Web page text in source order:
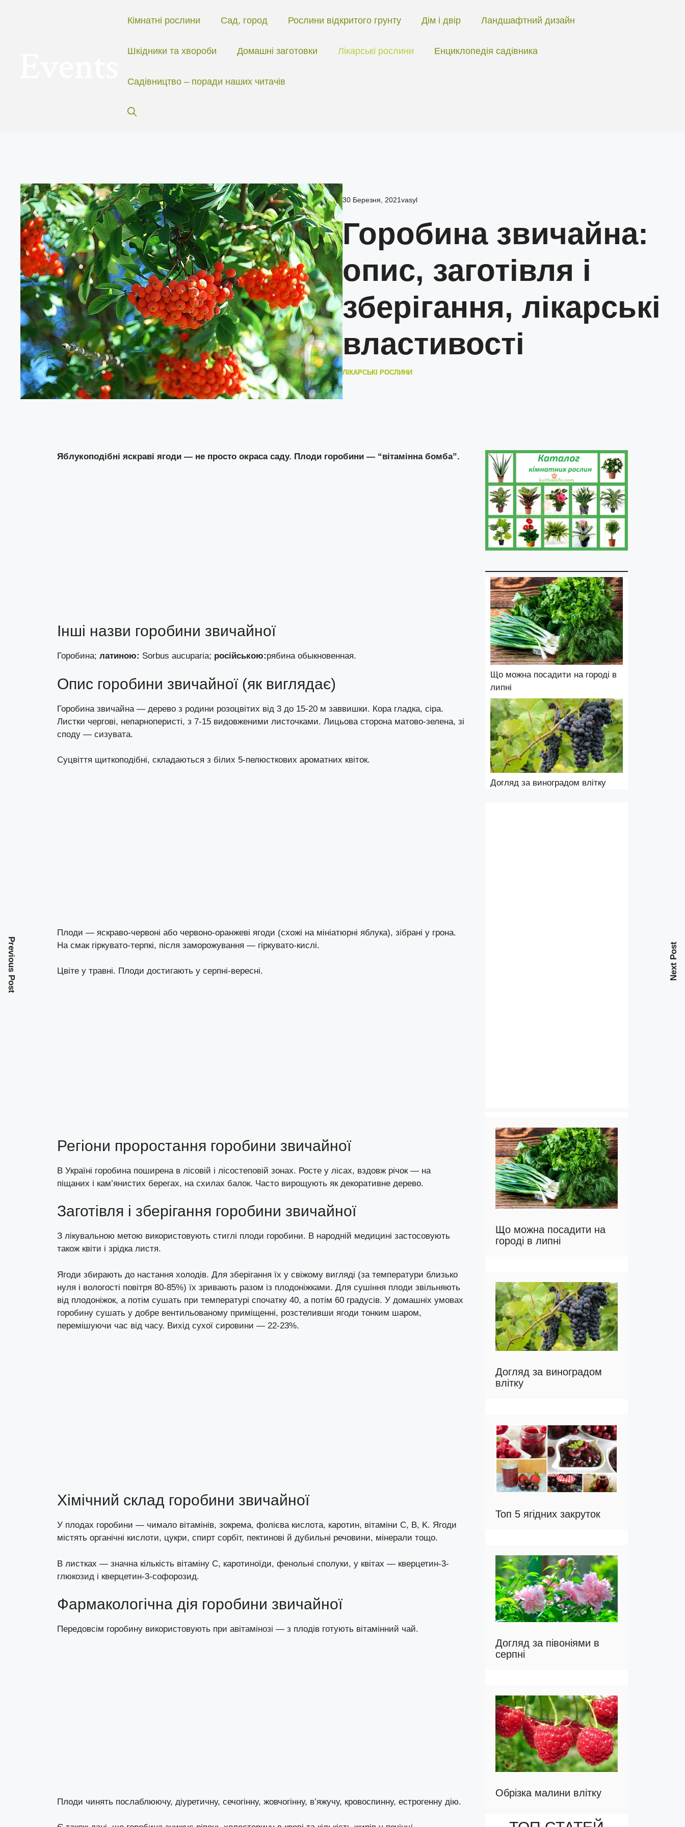
Кімнатні рослини Сад, город Рослини відкритого грунту Дім і двір Ландшафтний дизайн
Шкідники та хвороби Домашні заготовки Лікарські рослини Енциклопедія садівника
Садівництво – поради наших читачів
30 Березня, 2021vasyl
Горобина звичайна:
опис, заготівля і
зберігання, лікарські
властивості
ЛІКАРСЬКІ РОСЛИНИ
Яблукоподібні яскраві ягоди — не просто окраса саду. Плоди горобини — “вітамінна бомба”.
Інші назви горобини звичайної
Горобина; латиною: Sorbus aucuparia; російською:рябина обыкновенная.
Опис горобини звичайної (як виглядає)
Горобина звичайна — дерево з родини розоцвітих від 3 до 15-20 м заввишки. Кора гладка, сіра.
Листки чергові, непарноперисті, з 7-15 видовженими листочками. Лицьова сторона матово-зелена, зі
споду — сизувата.
Суцвіття щиткоподібні, складаються з білих 5-пелюсткових ароматних квіток.
Плоди — яскраво-червоні або червоно-оранжеві ягоди (схожі на мініатюрні яблука), зібрані у грона.
На смак гіркувато-терпкі, після заморожування — гіркувато-кислі.
Цвіте у травні. Плоди достигають у серпні-вересні.
Регіони проростання горобини звичайної
В Україні горобина поширена в лісовій і лісостеповій зонах. Росте у лісах, вздовж річок — на
піщаних і кам’янистих берегах, на схилах балок. Часто вирощують як декоративне дерево.
Заготівля і зберігання горобини звичайної
З лікувальною метою використовують стиглі плоди горобини. В народній медицині застосовують
також квіти і зрідка листя.
Ягоди збирають до настання холодів. Для зберігання їх у свіжому вигляді (за температури близько
нуля і вологості повітря 80-85%) їх зривають разом із плодоніжками. Для сушіння плоди звільняють
від плодоніжок, а потім сушать при температурі спочатку 40, а потім 60 градусів. У домашніх умовах
горобину сушать у добре вентильованому приміщенні, розстеливши ягоди тонким шаром,
перемішуючи час від часу. Вихід сухої сировини — 22-23%.
Хімічний склад горобини звичайної
У плодах горобини — чимало вітамінів, зокрема, фолієва кислота, каротин, вітаміни C, B, K. Ягоди
містять органічні кислоти, цукри, спирт сорбіт, пектинові й дубильні речовини, мінерали тощо.
В листках — значна кількість вітаміну С, каротиноїди, фенольні сполуки, у квітах — кверцетин-3-
глюкозид і кверцетин-3-софорозид.
Фармакологічна дія горобини звичайної
Передовсім горобину використовують при авітамінозі — з плодів готують вітамінний чай.
Плоди чинять послаблюючу, діуретичну, сечогінну, жовчогінну, в’яжучу, кровоспинну, естрогенну дію.
Previous Post Next Post
Що можна посадити на городі в
липні
Догляд за виноградом влітку
Що можна посадити на
городі в липні
Догляд за виноградом
влітку
Топ 5 ягідних закруток
Догляд за півоніями в
серпні
Обрізка малини влітку